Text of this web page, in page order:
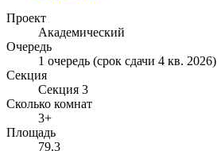
Проект
Академический
Очередь
1 очередь (срок сдачи 4 кв. 2026)
Секция
Секция 3
Сколько комнат
3+
Площадь
79.3